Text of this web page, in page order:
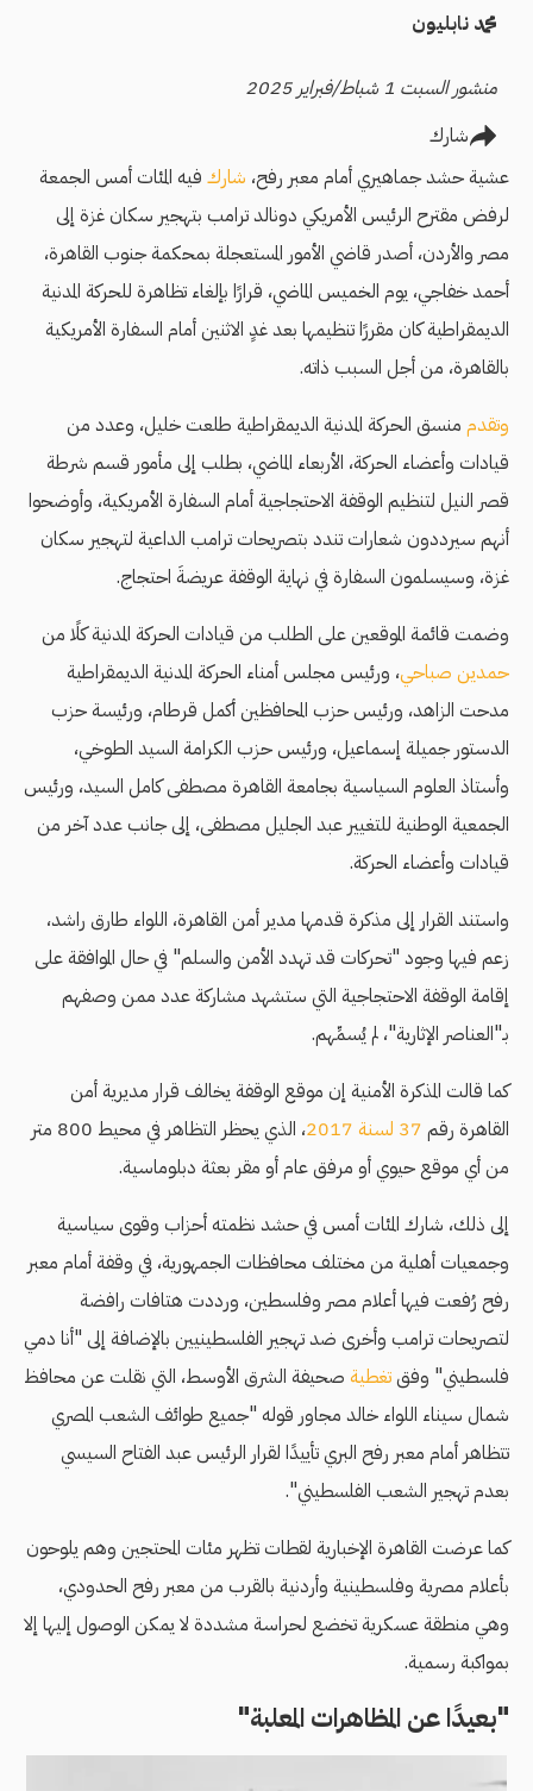
محمد نابليون
منشور السبت 1 شباط/فبراير 2025
شارك
عشية حشد جماهيري أمام معبر رفح، شارك فيه المئات أمس الجمعة
لرفض مقترح الرئيس الأمريكي دونالد ترامب بتهجير سكان غزة إلى
مصر والأردن، أصدر قاضي الأمور المستعجلة بمحكمة جنوب القاهرة،
أحمد خفاجي، يوم الخميس الماضي، قرارًا بإلغاء تظاهرة للحركة المدنية
الديمقراطية كان مقررًا تنظيمها بعد غدٍ الاثنين أمام السفارة الأمريكية
بالقاهرة، من أجل السبب ذاته.
وتقدم منسق الحركة المدنية الديمقراطية طلعت خليل، وعدد من
قيادات وأعضاء الحركة، الأربعاء الماضي، بطلب إلى مأمور قسم شرطة
قصر النيل لتنظيم الوقفة الاحتجاجية أمام السفارة الأمريكية، وأوضحوا
أنهم سيرددون شعارات تندد بتصريحات ترامب الداعية لتهجير سكان
غزة، وسيسلمون السفارة في نهاية الوقفة عريضةَ احتجاج.
وضمت قائمة الموقعين على الطلب من قيادات الحركة المدنية كلًا من
حمدين صباحي، ورئيس مجلس أمناء الحركة المدنية الديمقراطية
مدحت الزاهد، ورئيس حزب المحافظين أكمل قرطام، ورئيسة حزب
الدستور جميلة إسماعيل، ورئيس حزب الكرامة السيد الطوخي،
وأستاذ العلوم السياسية بجامعة القاهرة مصطفى كامل السيد، ورئيس
الجمعية الوطنية للتغيير عبد الجليل مصطفى، إلى جانب عدد آخر من
قيادات وأعضاء الحركة.
واستند القرار إلى مذكرة قدمها مدير أمن القاهرة، اللواء طارق راشد،
زعم فيها وجود "تحركات قد تهدد الأمن والسلم" في حال الموافقة على
إقامة الوقفة الاحتجاجية التي ستشهد مشاركة عدد ممن وصفهم
بـ"العناصر الإثارية"، لم يُسمِّهم.
كما قالت المذكرة الأمنية إن موقع الوقفة يخالف قرار مديرية أمن
القاهرة رقم 37 لسنة 2017
، الذي يحظر التظاهر في محيط 800 متر
من أي موقع حيوي أو مرفق عام أو مقر بعثة دبلوماسية.
إلى ذلك، شارك المئات أمس في حشد نظمته أحزاب وقوى سياسية
وجمعيات أهلية من مختلف محافظات الجمهورية، في وقفة أمام معبر
رفح رُفعت فيها أعلام مصر وفلسطين، ورددت هتافات رافضة
لتصريحات ترامب وأخرى ضد تهجير الفلسطينيين بالإضافة إلى "أنا دمي
فلسطيني" وفقتغطية صحيفة الشرق الأوسط، التي نقلت عن محافظ
شمال سيناء اللواء خالد مجاور قوله "جميع طوائف الشعب المصري
تتظاهر أمام معبر رفح البري تأييدًا لقرار الرئيس عبد الفتاح السيسي
بعدم تهجير الشعب الفلسطيني".
كما عرضت القاهرة الإخبارية لقطات تظهر مئات المحتجين وهم يلوحون
بأعلام مصرية وفلسطينية وأردنية بالقرب من معبر رفح الحدودي،
وهي منطقة عسكرية تخضع لحراسة مشددة لا يمكن الوصول إليها إلا
بمواكبة رسمية.
"بعيدًا عن المظاهرات المعلبة"